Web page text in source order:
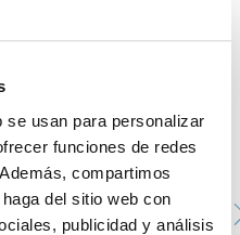
usan para personalizar
funciones de redes
compartimos
del sitio web con
publicidad y análisis